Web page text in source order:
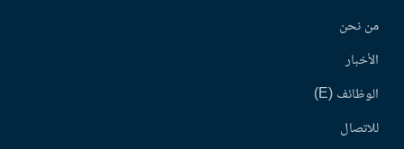
من نحن
الأخبار
الوظائف (E)
للاتصال